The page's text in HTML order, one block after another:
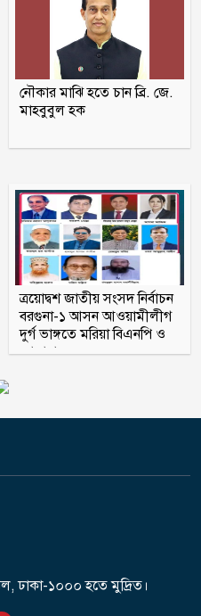
সংবাদ সম্মেলন করে আওয়ামী
নেতার পদত্যাগ
মিয়া গ্রেপ্তার
স্কুলে ১৪ বছরের শিক্ষার্থীর
নিহত ৭
নৌকার মাঝি হতে চান ব্রি. জে.
মাহবুবুল হক
ত্রয়োদ্বশ জাতীয় সংসদ নির্বাচন
বরগুনা-১ আসন আওয়ামীলীগ
দুর্গ ভাঙ্গতে মরিয়া বিএনপি ও
জামায়াত
ঢাকা-১০০০ হতে মুদ্রিত।